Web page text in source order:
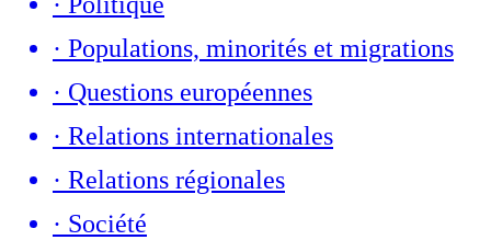
· Populations, minorités et migrations
· Questions européennes
· Relations internationales
· Relations régionales
· Société